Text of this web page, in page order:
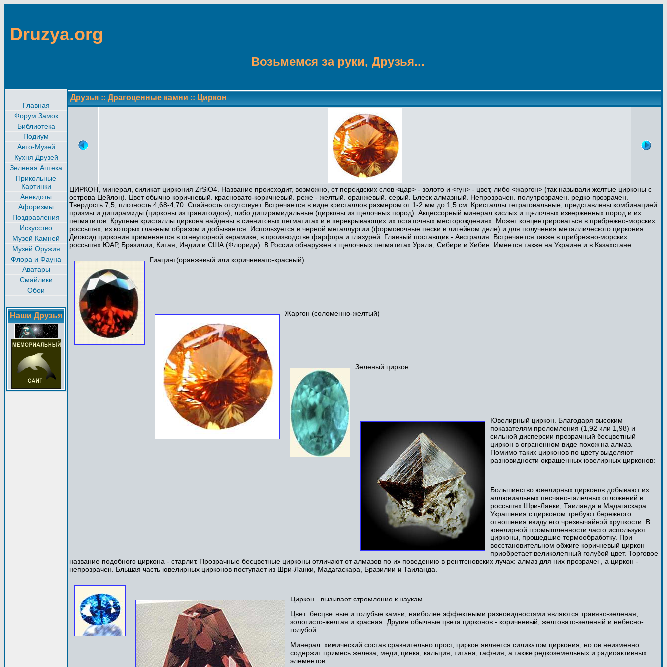
Druzya.org
Возьмемся за руки, Друзья...
Главная
Форум Замок
Библиотека
Подиум
Авто-Музей
Кухня Друзей
Зеленая Аптека
Прикольные
Картинки
Анекдоты
Афоризмы
Поздравления
Искусство
Музей Камней
Музей Оружия
Флора и Фауна
Аватары
Смайлики
Обои
Наши Друзья
Друзья :: Драгоценные камни :: Циркон
ЦИРКОН, минерал, силикат циркония ZrSiO4. Название происходит, возможно, от персидских слов <цар> - золото и <гун> - цвет, либо <жаргон> (так называли желтые цирконы с
острова Цейлон). Цвет обычно коричневый, красновато-коричневый, реже - желтый, оранжевый, серый. Блеск алмазный. Непрозрачен, полупрозрачен, редко прозрачен.
Твердость 7,5, плотность 4,68-4,70. Спайность отсутствует. Встречается в виде кристаллов размером от 1-2 мм до 1,5 см. Кристаллы тетрагональные, представлены комбинацией
призмы и дипирамиды (цирконы из гранитоидов), либо дипирамидальные (цирконы из щелочных пород). Акцессорный минерал кислых и щелочных изверженных пород и их
пегматитов. Крупные кристаллы циркона найдены в сиенитовых пегматитах и в перекрывающих их остаточных месторождениях. Может концентрироваться в прибрежно-морских
россыпях, из которых главным образом и добывается. Используется в черной металлургии (формовочные пески в литейном деле) и для получения металлического циркония.
Диоксид циркония применяется в огнеупорной керамике, в производстве фарфора и глазурей. Главный поставщик - Австралия. Встречается также в прибрежно-морских
россыпях ЮАР, Бразилии, Китая, Индии и США (Флорида). В России обнаружен в щелочных пегматитах Урала, Сибири и Хибин. Имеется также на Украине и в Казахстане.
Гиацинт(оранжевый или коричневато-красный)
Жаргон (соломенно-желтый)
Зеленый циркон.
Ювелирный циркон. Благодаря высоким
показателям преломления (1,92 или 1,98) и
сильной дисперсии прозрачный бесцветный
циркон в ограненном виде похож на алмаз.
Помимо таких цирконов по цвету выделяют
разновидности окрашенных ювелирных цирконов:
Большинство ювелирных цирконов добывают из
аллювиальных песчано-галечных отложений в
россыпях Шри-Ланки, Таиланда и Мадагаскара.
Украшения с цирконом требуют бережного
отношения ввиду его чрезвычайной хрупкости. В
ювелирной промышленности часто используют
цирконы, прошедшие термообработку. При
восстановительном обжиге коричневый циркон
приобретает великолепный голубой цвет. Торговое
название подобного циркона - старлит. Прозрачные бесцветные цирконы отличают от алмазов по их поведению в рентгеновских лучах: алмаз для них прозрачен, а циркон -
непрозрачен. Бльшая часть ювелирных цирконов поступает из Шри-Ланки, Мадагаскара, Бразилии и Таиланда.
Циркон - вызывает стремление к наукам.
Цвет: бесцветные и голубые камни, наиболее эффектными разновидностями являются травяно-зеленая,
золотисто-желтая и красная. Другие обычные цвета цирконов - коричневый, желтовато-зеленый и небесно-
голубой.
Минерал: химический состав сравнительно прост, циркон является силикатом циркония, но он неизменно
содержит примесь железа, меди, цинка, кальция, титана, гафния, а также редкоземельных и радиоактивных
элементов.